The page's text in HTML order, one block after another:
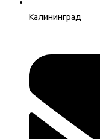
Калининград